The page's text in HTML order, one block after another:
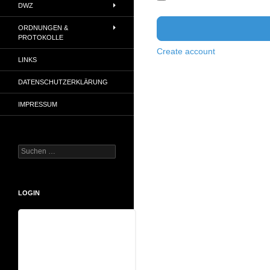
Create account
DWZ
ORDNUNGEN &
PROTOKOLLE
LINKS
DATENSCHUTZERKLÄRUNG
IMPRESSUM
Suchen
nach:
LOGIN